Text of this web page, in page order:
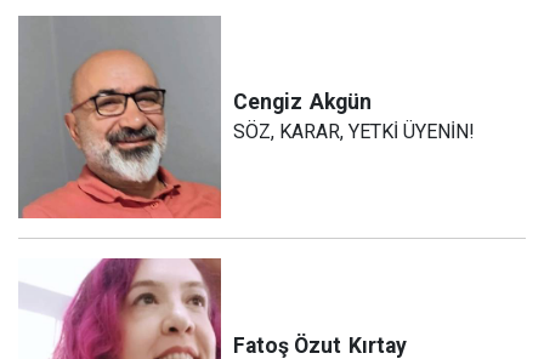
Cengiz Akgün
SÖZ, KARAR, YETKİ ÜYENİN!
Fatoş Özut Kırtay